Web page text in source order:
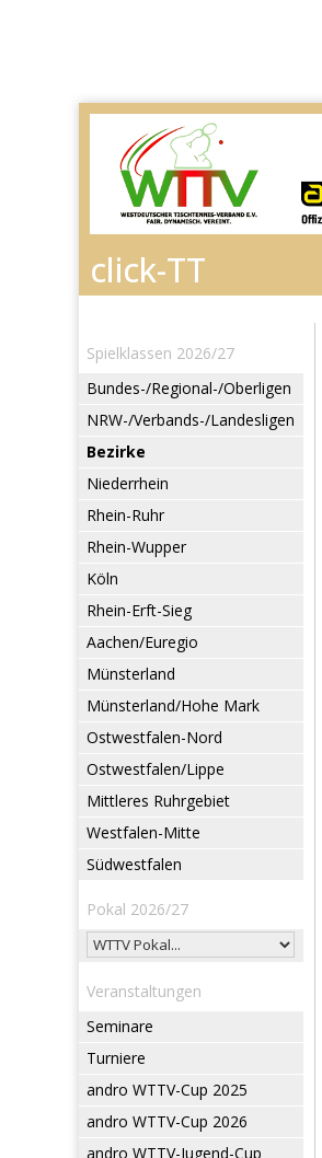
Spielklassen 2026/27
Bundes-/Regional-/Oberligen
NRW-/Verbands-/Landesligen
Bezirke
Niederrhein
Rhein-Ruhr
Rhein-Wupper
Köln
Rhein-Erft-Sieg
Aachen/Euregio
Münsterland
Münsterland/Hohe Mark
Ostwestfalen-Nord
Ostwestfalen/Lippe
Mittleres Ruhrgebiet
Westfalen-Mitte
Südwestfalen
Pokal 2026/27
Veranstaltungen
Seminare
Turniere
andro WTTV-Cup 2025
andro WTTV-Cup 2026
andro WTTV-Jugend-Cup